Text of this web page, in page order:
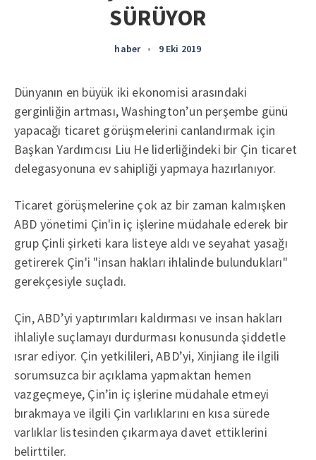
SÜRÜYOR
haber • 9 Eki 2019
Dünyanın en büyük iki ekonomisi arasındaki
gerginliğin artması, Washington’un perşembe günü
yapacağı ticaret görüşmelerini canlandırmak için
Başkan Yardımcısı Liu He liderliğindeki bir Çin ticaret
delegasyonuna ev sahipliği yapmaya hazırlanıyor.
Ticaret görüşmelerine çok az bir zaman kalmışken
ABD yönetimi Çin'in iç işlerine müdahale ederek bir
grup Çinli şirketi kara listeye aldı ve seyahat yasağı
getirerek Çin'i "insan hakları ihlalinde bulundukları"
gerekçesiyle suçladı.
Çin, ABD’yi yaptırımları kaldırması ve insan hakları
ihlaliyle suçlamayı durdurması konusunda şiddetle
ısrar ediyor. Çin yetkilileri, ABD’yi, Xinjiang ile ilgili
sorumsuzca bir açıklama yapmaktan hemen
vazgeçmeye, Çin’in iç işlerine müdahale etmeyi
bırakmaya ve ilgili Çin varlıklarını en kısa sürede
varlıklar listesinden çıkarmaya davet ettiklerini
belirttiler.